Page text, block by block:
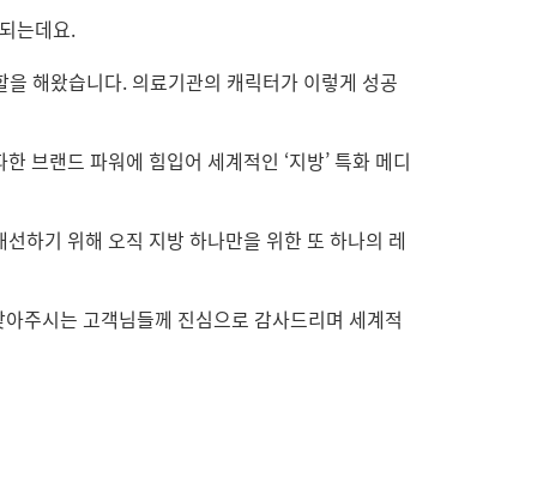
는데요.
해왔습니다. 의료기관의 캐릭터가 이렇게 성공
브랜드 파워에 힘입어 세계적인 ‘지방’ 특화 메디
하기 위해 오직 지방 하나만을 위한 또 하나의 레
주시는 고객님들께 진심으로 감사드리며 세계적